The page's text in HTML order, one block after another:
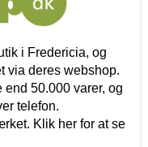
i Fredericia, og
via deres webshop.
end 50.000 varer, og
telefon.
Klik her for at se